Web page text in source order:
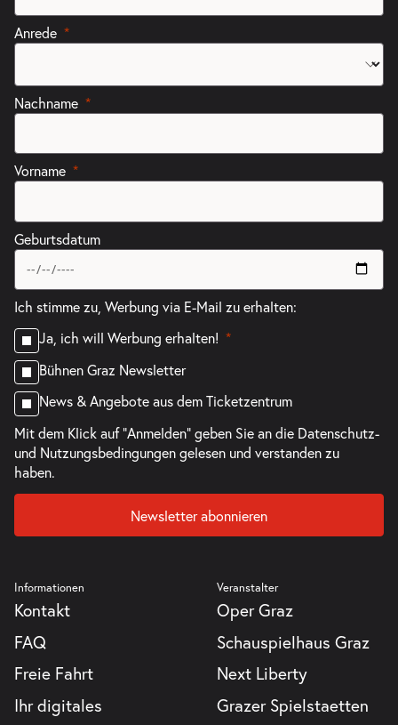
Anrede
Nachname
Vorname
Geburtsdatum
Ich stimme zu, Werbung via E-Mail zu erhalten:
Ja, ich will Werbung erhalten!
Bühnen Graz Newsletter
News & Angebote aus dem Ticketzentrum
Mit dem Klick auf "Anmelden" geben Sie an die Datenschutz-
und Nutzungsbedingungengelesen und verstanden zu
haben.
Newsletter abonnieren
Informationen
Kontakt
FAQ
Freie Fahrt
Ihr digitales
Veranstalter
Oper Graz
Schauspielhaus Graz
Next Liberty
Grazer Spielstaetten